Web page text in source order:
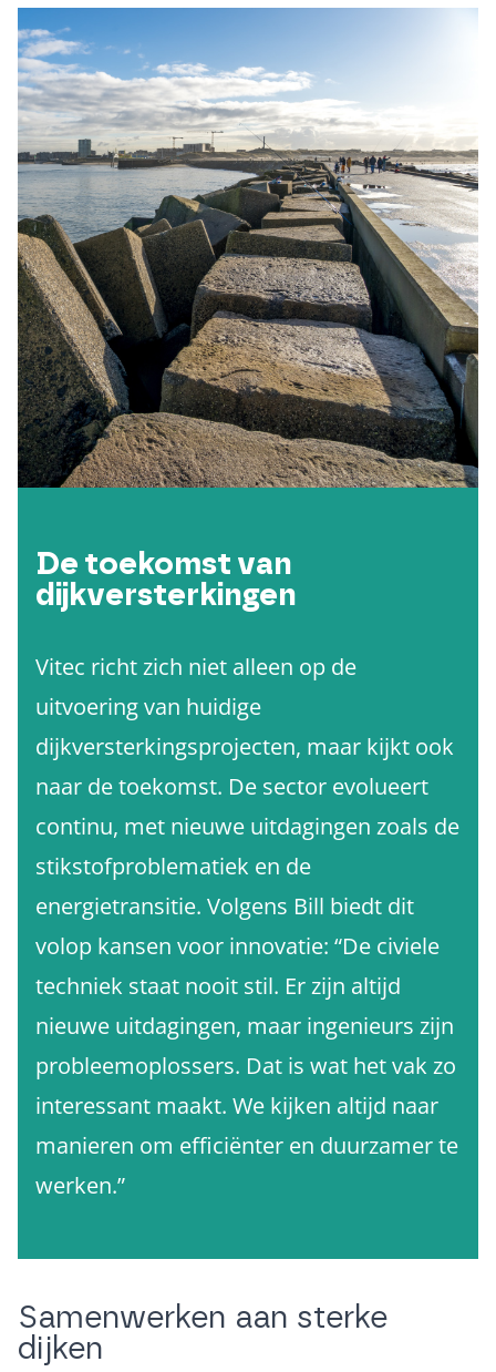
De toekomst van
dijkversterkingen
Vitec richt zich niet alleen op de
uitvoering van huidige
dijkversterkingsprojecten, maar kijkt ook
naar de toekomst. De sector evolueert
continu, met nieuwe uitdagingen zoals de
stikstofproblematiek en de
energietransitie. Volgens Bill biedt dit
volop kansen voor innovatie: “De civiele
techniek staat nooit stil. Er zijn altijd
nieuwe uitdagingen, maar ingenieurs zijn
probleemoplossers. Dat is wat het vak zo
interessant maakt. We kijken altijd naar
manieren om efficiënter en duurzamer te
werken.”
Samenwerken aan sterke
dijken